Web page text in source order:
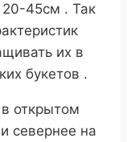
20-45см . Так
их в
букетов .
открытом
севернее на